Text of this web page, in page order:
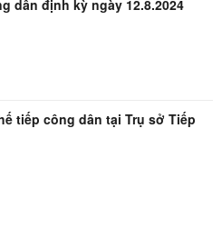
dân định kỳ ngày 12.8.2024
tiếp công dân tại Trụ sở Tiếp